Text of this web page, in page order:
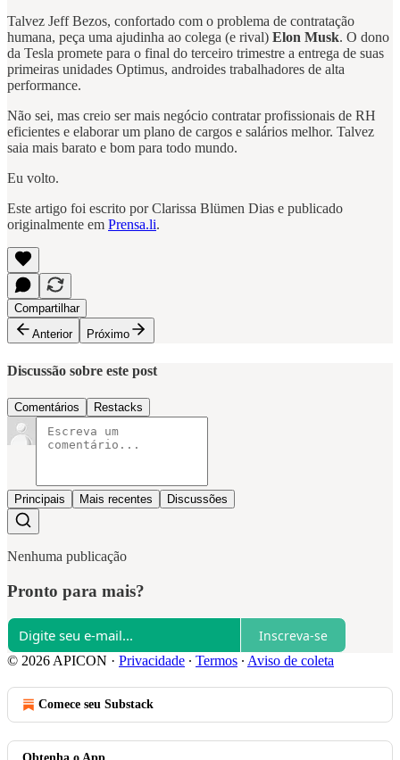
Talvez Jeff Bezos, confortado com o problema de contratação
humana, peça uma ajudinha ao colega (e rival) Elon Musk. O dono
da Tesla promete para o final do terceiro trimestre a entrega de suas
primeiras unidades Optimus, androides trabalhadores de alta
performance.
Não sei, mas creio ser mais negócio contratar profissionais de RH
eficientes e elaborar um plano de cargos e salários melhor. Talvez
saia mais barato e bom para todo mundo.
Eu volto.
Este artigo foi escrito por Clarissa Blümen Dias e publicado
originalmente em Prensa.li.
Compartilhar
Anterior
Próximo
Discussão sobre este post
Comentários Restacks
Principais Mais recentes Discussões
Nenhuma publicação
Pronto para mais?
Inscreva-se
© 2026 APICON · Privacidade ∙ Termos ∙ Aviso de coleta
Comece seu Substack